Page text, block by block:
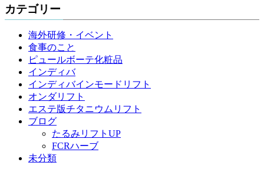
カテゴリー
海外研修・イベント
食事のこと
ピュールボーテ化粧品
インディバ
インディバインモードリフト
オンダリフト
エステ版チタニウムリフト
ブログ
たるみリフトUP
FCRハーブ
未分類